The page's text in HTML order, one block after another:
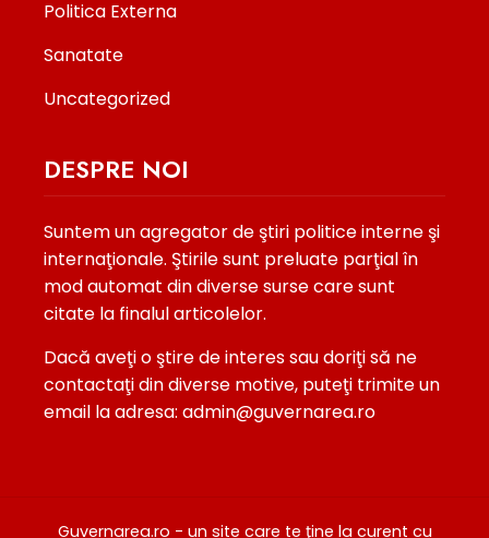
Politica Externa
Sanatate
Uncategorized
DESPRE NOI
Suntem un agregator de ştiri politice interne şi
internaţionale. Ştirile sunt preluate parţial în
mod automat din diverse surse care sunt
citate la finalul articolelor.
Dacă aveţi o ştire de interes sau doriţi să ne
contactaţi din diverse motive, puteţi trimite un
email la adresa: admin@guvernarea.ro
Guvernarea.ro - un site care te ţine la curent cu